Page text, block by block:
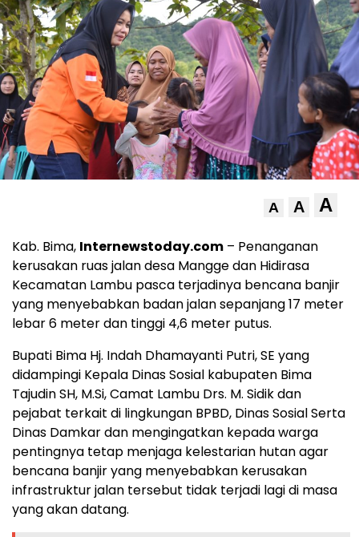
A A A
Kab. Bima, Internewstoday.com – Penanganan
kerusakan ruas jalan desa Mangge dan Hidirasa
Kecamatan Lambu pasca terjadinya bencana banjir
yang menyebabkan badan jalan sepanjang 17 meter
lebar 6 meter dan tinggi 4,6 meter putus.
Bupati Bima Hj. Indah Dhamayanti Putri, SE yang
didampingi Kepala Dinas Sosial kabupaten Bima
Tajudin SH, M.Si, Camat Lambu Drs. M. Sidik dan
pejabat terkait di lingkungan BPBD, Dinas Sosial Serta
Dinas Damkar dan mengingatkan kepada warga
pentingnya tetap menjaga kelestarian hutan agar
bencana banjir yang menyebabkan kerusakan
infrastruktur jalan tersebut tidak terjadi lagi di masa
yang akan datang.